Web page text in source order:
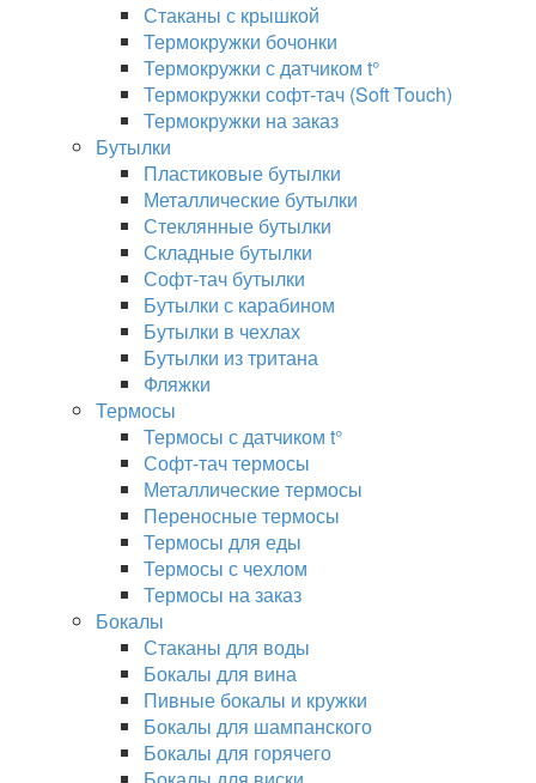
Стаканы с крышкой
Термокружки бочонки
Термокружки с датчиком t°
Термокружки софт-тач (Soft Touch)
Термокружки на заказ
Бутылки
Пластиковые бутылки
Металлические бутылки
Стеклянные бутылки
Складные бутылки
Софт-тач бутылки
Бутылки с карабином
Бутылки в чехлах
Бутылки из тритана
Фляжки
Термосы
Термосы с датчиком t°
Софт-тач термосы
Металлические термосы
Переносные термосы
Термосы для еды
Термосы с чехлом
Термосы на заказ
Бокалы
Стаканы для воды
Бокалы для вина
Пивные бокалы и кружки
Бокалы для шампанского
Бокалы для горячего